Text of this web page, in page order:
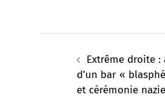
d’articleExtrême droite :
d’un bar «
et cérémonie nazie